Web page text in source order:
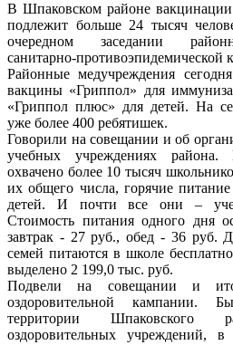
В Шпаковском районе вакцинации
подлежит больше 24 тысяч
очередном заседании
санитарно-противоэпидемической
Районные медучреждения
вакцины «Гриппол» для
«Гриппол плюс» для детей. На
уже более 400 ребятишек.
Говорили на совещании и об
учебных учреждениях
охвачено более 10 тысяч
их общего числа, горячие
детей. И почти все они –
Стоимость питания одного дня
завтрак - 27 руб., обед - 36 руб.
семей питаются в школе
выделено 2 199,0 тыс. руб.
Подвели на совещании и
оздоровительной кампании.
территории Шпаковского
оздоровительных учреждений,